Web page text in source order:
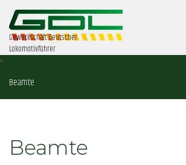
Gewerkschaft Deutscher
Lokomotivführer
Beamte
Beamte